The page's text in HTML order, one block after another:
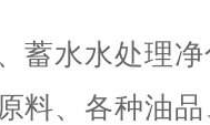
蓄水水处理
料、各种油